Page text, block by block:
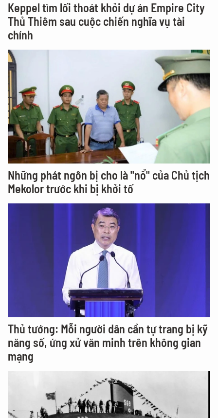
Keppel tìm lối thoát khỏi dự án Empire City
Thủ Thiêm sau cuộc chiến nghĩa vụ tài
chính
Những phát ngôn bị cho là "nổ" của Chủ tịch
Mekolor trước khi bị khởi tố
Thủ tướng: Mỗi người dân cần tự trang bị kỹ
năng số, ứng xử văn minh trên không gian
mạng